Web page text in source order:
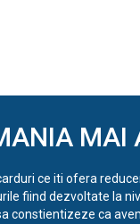
MAI
ce iti ofera
fiind dezvoltate la
constientizeze ca